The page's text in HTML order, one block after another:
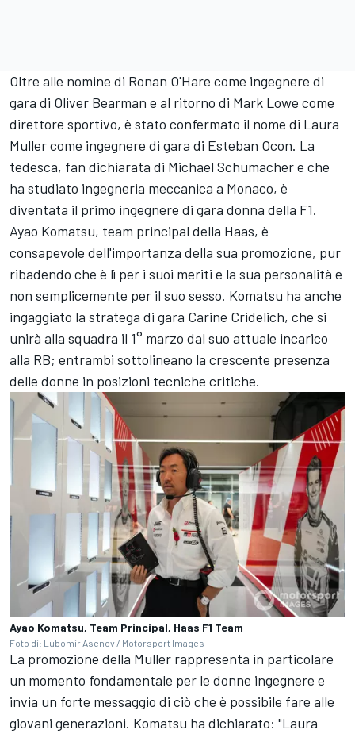
Oltre alle nomine di Ronan O'Hare come ingegnere di
gara di Oliver Bearman e al ritorno di Mark Lowe come
direttore sportivo, è stato confermato il nome di Laura
Muller come ingegnere di gara di Esteban Ocon. La
tedesca, fan dichiarata di Michael Schumachere che
ha studiato ingegneria meccanica a Monaco, è
diventata il primo ingegnere di gara donna della F1.
Ayao Komatsu, team principal della Haas, è
consapevole dell'importanza della sua promozione, pur
ribadendo che è lì per i suoi meriti e la sua personalità e
non semplicemente per il suo sesso. Komatsu ha anche
ingaggiato la stratega di gara Carine Cridelich, che si
unirà alla squadra il 1° marzo dal suo attuale incarico
alla RB; entrambi sottolineano la crescente presenza
delle donne in posizioni tecniche critiche.
Ayao Komatsu, Team Principal, Haas F1 Team
Foto di: Lubomir Asenov / Motorsport Images
La promozione della Muller rappresenta in particolare
un momento fondamentale per le donne ingegnere e
invia un forte messaggio di ciò che è possibile fare alle
giovani generazioni. Komatsu ha dichiarato: "Laura